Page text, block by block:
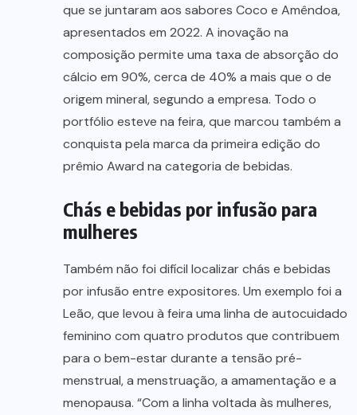
que se juntaram aos sabores Coco e Amêndoa,
apresentados em 2022. A inovação na
composição permite uma taxa de absorção do
cálcio em 90%, cerca de 40% a mais que o de
origem mineral, segundo a empresa. Todo o
portfólio esteve na feira, que marcou também a
conquista pela marca da primeira edição do
prêmio Award na categoria de bebidas.
Chás e bebidas por infusão para
mulheres
Também não foi difícil localizar chás e bebidas
por infusão entre expositores. Um exemplo foi a
Leão, que levou à feira uma linha de autocuidado
feminino com quatro produtos que contribuem
para o bem-estar durante a tensão pré-
menstrual, a menstruação, a amamentação e a
menopausa. “Com a linha voltada às mulheres,